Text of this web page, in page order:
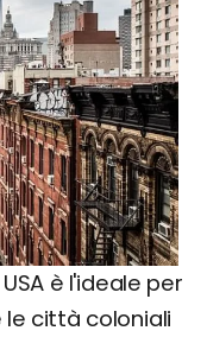
è l'ideale per
le città coloniali